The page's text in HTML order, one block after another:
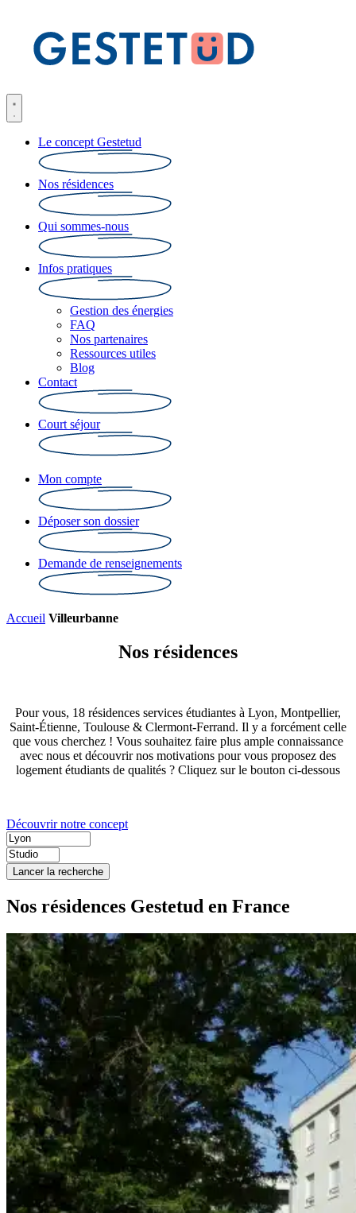
Le concept Gestetud
Nos résidences
Qui sommes-nous
Infos pratiques
Gestion des énergies
FAQ
Nos partenaires
Ressources utiles
Blog
Contact
Court séjour
Mon compte
Déposer son dossier
Demande de renseignements
Accueil Villeurbanne
Nos résidences
Pour vous, 18 résidences services étudiantes à Lyon, Montpellier,
Saint-Étienne, Toulouse & Clermont-Ferrand. Il y a forcément celle
que vous cherchez ! Vous souhaitez faire plus ample connaissance
avec nous et découvrir nos motivations pour vous proposez des
logement étudiants de qualités ? Cliquez sur le bouton ci-dessous
Découvrir notre concept
Lancer la recherche
Nos résidences Gestetud en France